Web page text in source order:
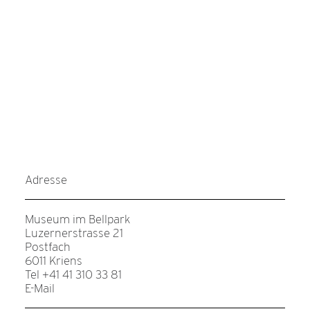
Adresse
Museum im Bellpark
Luzernerstrasse 21
Postfach
6011 Kriens
Tel +41 41 310 33 81
E-Mail